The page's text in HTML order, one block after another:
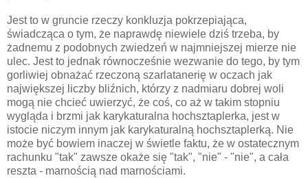
Jest to w gruncie rzeczy konkluzja pokrzepiająca,
świadcząca o tym, że naprawdę niewiele dziś trzeba, by
żadnemu z podobnych zwiedzeń w najmniejszej mierze nie
ulec. Jest to jednak równocześnie wezwanie do tego, by tym
gorliwiej obnażać rzeczoną szarlatanerię w oczach jak
największej liczby bliźnich, którzy z nadmiaru dobrej woli
mogą nie chcieć uwierzyć, że coś, co aż w takim stopniu
wygląda i brzmi jak karykaturalna hochsztaplerka, jest w
istocie niczym innym jak karykaturalną hochsztaplerką. Nie
może być bowiem inaczej w świetle faktu, że w ostatecznym
rachunku "tak" zawsze okaże się "tak", "nie" - "nie", a cała
reszta - marnością nad marnościami.